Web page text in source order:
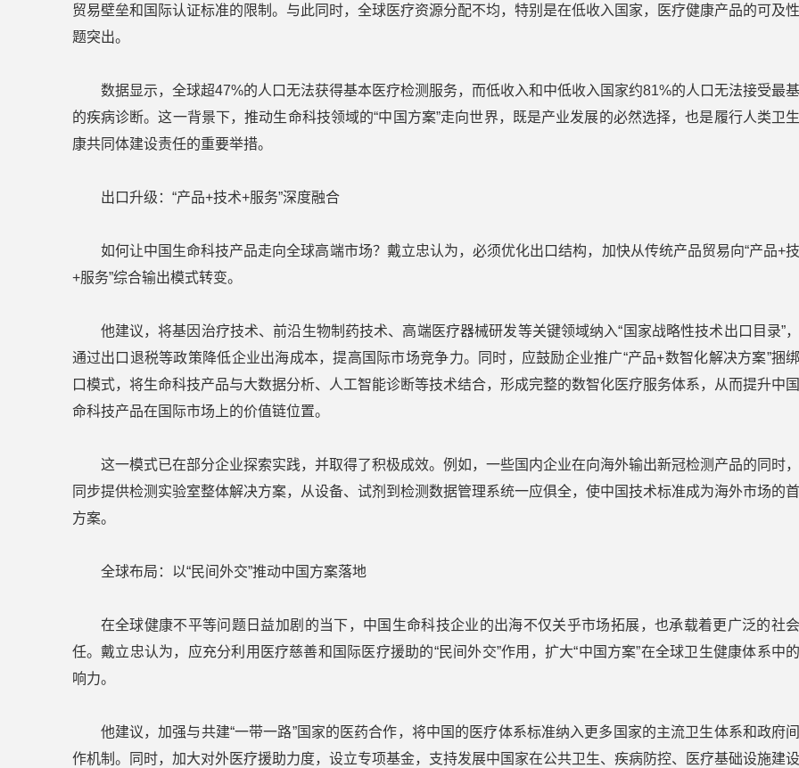
贸易壁垒和国际认证标准的限制。与此同时，全球医疗资源分配不均，特别是在低收入国家，医疗健康产品的可及
题突出。
数据显示，全球超47%的人口无法获得基本医疗检测服务，而低收入和中低收入国家约81%的人口无法接受最
的疾病诊断。这一背景下，推动生命科技领域的“中国方案”走向世界，既是产业发展的必然选择，也是履行人类卫
康共同体建设责任的重要举措。
出口升级：“产品+技术+服务”深度融合
如何让中国生命科技产品走向全球高端市场？戴立忠认为，必须优化出口结构，加快从传统产品贸易向“产品+
+服务”综合输出模式转变。
他建议，将基因治疗技术、前沿生物制药技术、高端医疗器械研发等关键领域纳入“国家战略性技术出口目录”
通过出口退税等政策降低企业出海成本，提高国际市场竞争力。同时，应鼓励企业推广“产品+数智化解决方案”捆
口模式，将生命科技产品与大数据分析、人工智能诊断等技术结合，形成完整的数智化医疗服务体系，从而提升中
命科技产品在国际市场上的价值链位置。
这一模式已在部分企业探索实践，并取得了积极成效。例如，一些国内企业在向海外输出新冠检测产品的同时
同步提供检测实验室整体解决方案，从设备、试剂到检测数据管理系统一应俱全，使中国技术标准成为海外市场的
方案。
全球布局：以“民间外交”推动中国方案落地
在全球健康不平等问题日益加剧的当下，中国生命科技企业的出海不仅关乎市场拓展，也承载着更广泛的社
任。戴立忠认为，应充分利用医疗慈善和国际医疗援助的“民间外交”作用，扩大“中国方案”在全球卫生健康体系中
响力。
他建议，加强与共建“一带一路”国家的医药合作，将中国的医疗体系标准纳入更多国家的主流卫生体系和政府
作机制。同时，加大对外医疗援助力度，设立专项基金，支持发展中国家在公共卫生、疾病防控、医疗基础设施建